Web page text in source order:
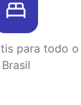
para todo o
Brasil